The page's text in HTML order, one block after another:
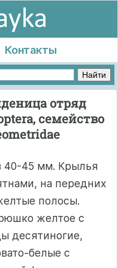
Контакты
отряд
семейство
40-45 мм. Крылья
на передних
полосы.
желтое с
десятиногие,
белые с